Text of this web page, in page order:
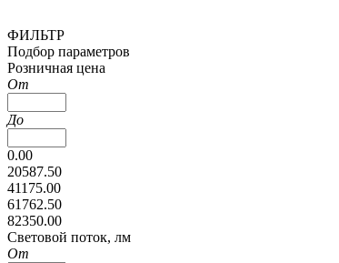
ФИЛЬТР
Подбор параметров
Розничная цена
От
До
0.00
20587.50
41175.00
61762.50
82350.00
Cветовой поток, лм
От